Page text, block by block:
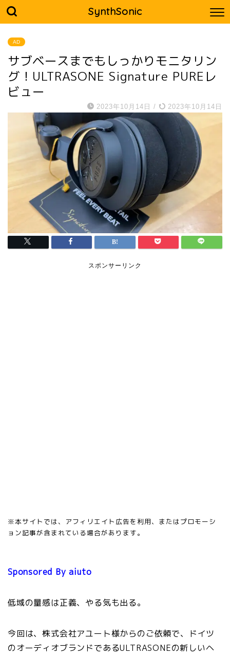
SynthSonic
AD
サブベースまでもしっかりモニタリン
グ！ULTRASONE Signature PUREレ
ビュー
2023年10月14日 / 2023年10月14日
スポンサーリンク
※本サイトでは、アフィリエイト広告を利用、またはプロモーシ
ョン記事が含まれている場合があります。
Sponsored By aiuto
低域の量感は正義、やる気も出る。
今回は、株式会社アユート様からのご依頼で、ドイツ
のオーディオブランドであるULTRASONEの新しいヘ